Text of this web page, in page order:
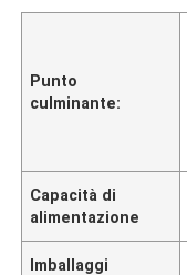
Punto
culminante:
Capacità di
alimentazione
Imballaggi